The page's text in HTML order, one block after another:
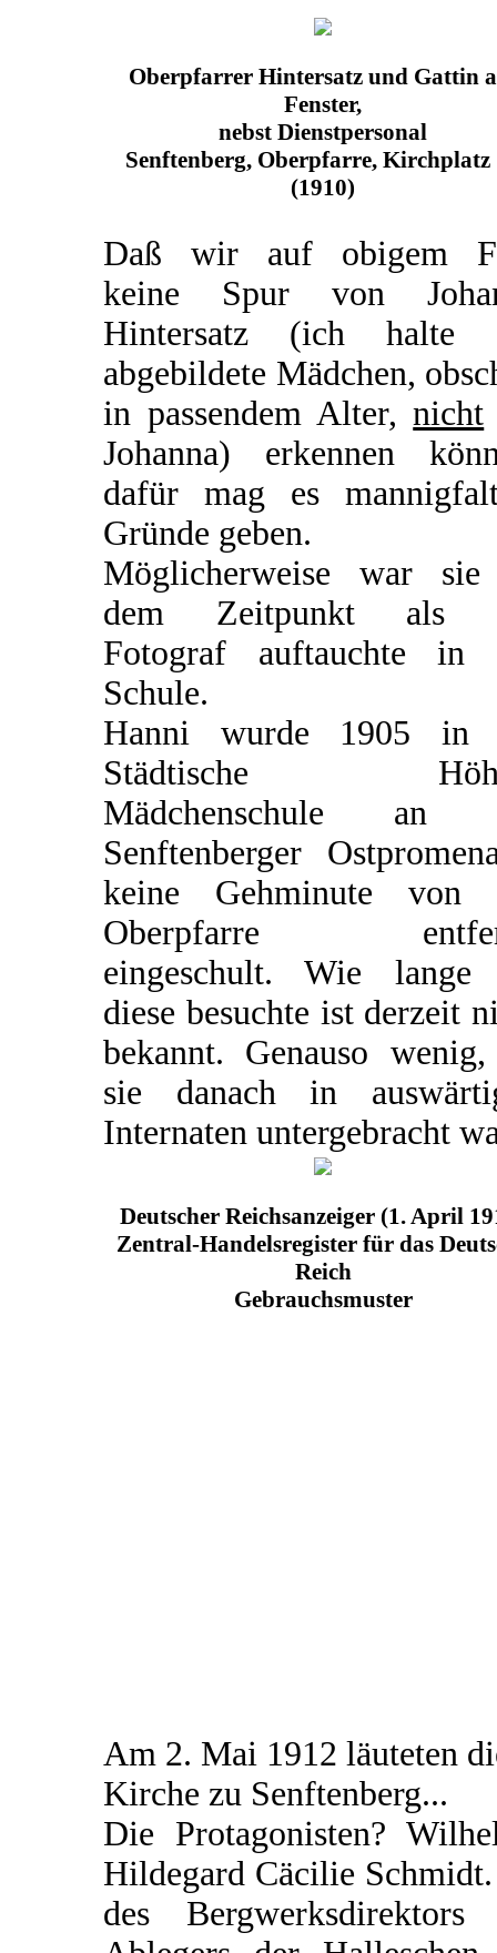
Oberpfarrer Hintersatz und Gattin
Fenster,
nebst Dienstpersonal
Senftenberg, Oberpfarre, Kirchplatz
(1910)
Daß wir auf obigem
keine Spur von
Hintersatz (ich halte
abgebildete Mädchen,
in passendem Alter,nicht
Johanna) erkennen
dafür mag es
Gründe geben.
Möglicherweise war
dem Zeitpunkt als
Fotograf auftauchte in
Schule.
Hanni wurde 1905 in
Städtische
Mädchenschule an
Senftenberger
keine Gehminute von
Oberpfarre
eingeschult. Wie lange
diese besuchte ist derzeit
bekannt. Genauso
sie danach in
Internaten untergebracht
Deutscher Reichsanzeiger (1. April
Zentral-Handelsregister für das
Reich
Gebrauchsmuster
Am 2. Mai 1912 läuteten
Kirche zu Senftenberg...
Die Protagonisten?
Hildegard Cäcilie
des